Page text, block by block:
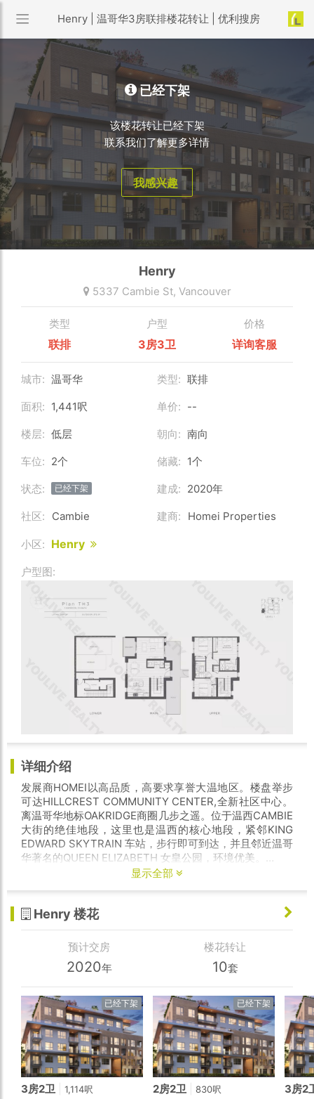
Henry | 温哥华3房联排楼花转让 | 优利搜房
已经下架
该楼花转让已经下架
联系我们了解更多详情
我感兴趣
Henry
5337 Cambie St, Vancouver
类型
联排
户型
3房3卫
价格
详询客服
城市: 温哥华 类型: 联排
面积: 1,441呎 单价: --
楼层: 低层 朝向: 南向
车位: 2个 储藏: 1个
状态: 已经下架 建成: 2020年
社区: Cambie 建商: Homei Properties
小区: Henry
户型图:
详细介绍
发展商HOMEI以高品质，高要求享誉大温地区。楼盘举步
可达HILLCREST COMMUNITY CENTER,全新社区中心。
离温哥华地标OAKRIDGE商圈几步之遥。位于温西CAMBIE
大街的绝佳地段，这里也是温西的核心地段，紧邻KING
EDWARD SKYTRAIN 车站，步行即可到达，并且邻近温哥
华著名的QUEEN ELIZABETH 女皇公园，环境优美。
交房，叫价$170万
显示全部
Henry 楼花
预计交房
2020年
楼花转让
10套
已经下架
3房2卫 1,114呎
已经下架
2房2卫 830呎 3房2